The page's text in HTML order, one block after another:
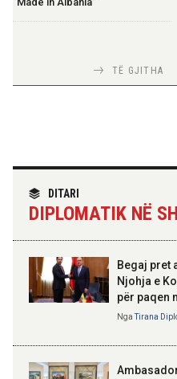
Ambasadori Wendt do të
mbështesë vizionin e Presidentit
20:26 07-08-2026
Forcat Tokësore vijojnë
Klos për izolimin e zjarreve
20:22 07-08-2026
Lamallari: Siguria në bregdet
TË GJITHA
DITARI
DIPLOMATIK NË
Begaj pret
Njohja e
për paqen
Nga Tirana